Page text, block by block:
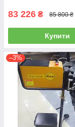
83 226 ₴ 85 800 ₴
Купити
–3%